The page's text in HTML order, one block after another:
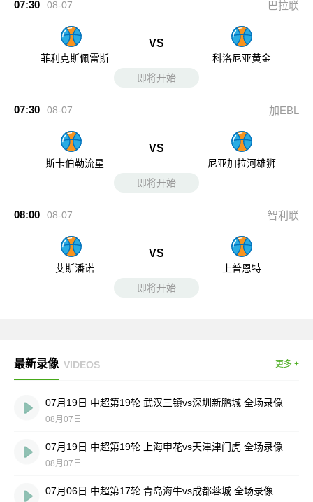
07:30 08-07 巴拉联
菲利克斯佩雷斯
VS
科洛尼亚黄金
即将开始
07:30 08-07 加EBL
斯卡伯勒流星
VS
尼亚加拉河雄狮
即将开始
08:00 08-07 智利联
艾斯潘诺
VS
上普恩特
即将开始
最新录像 VIDEOS 更多 +
07月19日 中超第19轮 武汉三镇vs深圳新鹏城 全场录像
08月07日
07月19日 中超第19轮 上海申花vs天津津门虎 全场录像
08月07日
07月06日 中超第17轮 青岛海牛vs成都蓉城 全场录像